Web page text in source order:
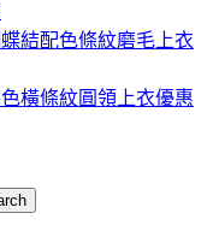
結配色條紋磨毛上衣
橫條紋圓領上衣優惠